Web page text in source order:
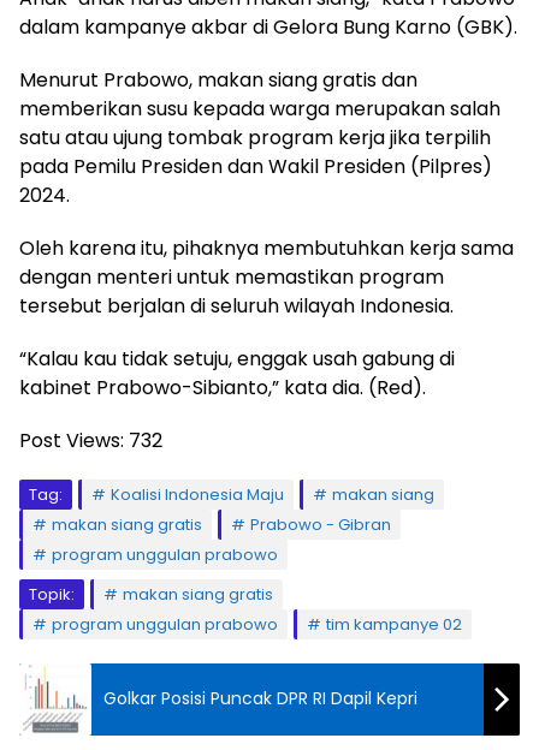
dalam kampanye akbar di Gelora Bung Karno (GBK).
Menurut Prabowo, makan siang gratis dan
memberikan susu kepada warga merupakan salah
satu atau ujung tombak program kerja jika terpilih
pada Pemilu Presiden dan Wakil Presiden (Pilpres)
2024.
Oleh karena itu, pihaknya membutuhkan kerja sama
dengan menteri untuk memastikan program
tersebut berjalan di seluruh wilayah Indonesia.
“Kalau kau tidak setuju, enggak usah gabung di
kabinet Prabowo-Sibianto,” kata dia. (Red).
Post Views: 732
Tag: Koalisi Indonesia Maju
makan siang
makan siang gratis
Prabowo - Gibran
program unggulan prabowo
Topik:
makan siang gratis
program unggulan prabowo
tim kampanye 02
Golkar Posisi Puncak DPR RI Dapil Kepri